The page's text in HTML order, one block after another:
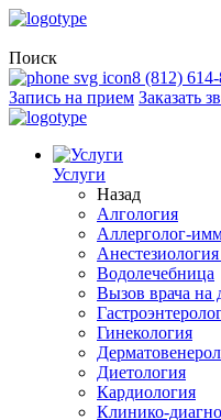
Поиск
8 (812)
Запись на прием Заказать
Услуги
Назад
Алгология
Аллерголог-
Водолечебница
Вызов врача на
Гинекология
Диетология
Кардиология
Клинико-